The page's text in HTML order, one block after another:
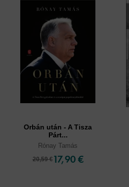
Orbán után - A Tisza
Párt...
Rónay Tamás
20,59 € 17,90 €